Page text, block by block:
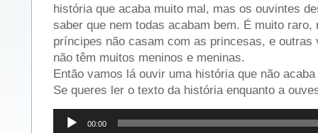
história que acaba muito mal, mas os ouvintes
saber que nem todas acabam bem. É muito
príncipes não casam com as princesas, e
não têm muitos meninos e meninas.
Então vamos lá ouvir uma história que não
Se queres ler o texto da história enquanto a
Reprodutor
00:00